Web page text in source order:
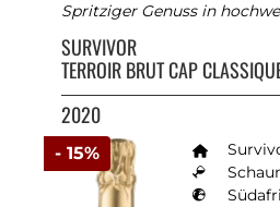
- 15%
Spritziger Genuss in
SURVIVOR
TERROIR BRUT CAP
2020